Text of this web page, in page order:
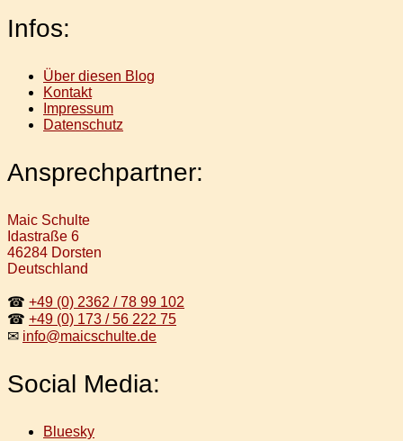
Infos:
Über diesen Blog
Kontakt
Impressum
Datenschutz
Ansprechpartner:
Maic Schulte
Idastraße 6
46284 Dorsten
Deutschland
☎ +49 (0) 2362 / 78 99 102
☎ +49 (0) 173 / 56 222 75
✉ info@maicschulte.de
Social Media:
Bluesky